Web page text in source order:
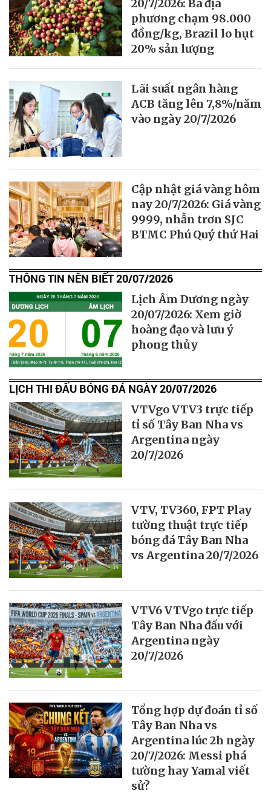
20/7/2026: Ba địa
phương chạm 98.000
đồng/kg, Brazil lo hụt
20% sản lượng
Lãi suất ngân hàng
ACB tăng lên 7,8%/năm
vào ngày 20/7/2026
Cập nhật giá vàng hôm
nay 20/7/2026: Giá vàng
9999, nhẫn trơn SJC
BTMC Phú Quý thứ Hai
THÔNG TIN NÊN BIẾT 20/07/2026
Lịch Âm Dương ngày
20/07/2026: Xem giờ
hoàng đạo và lưu ý
phong thủy
LỊCH THI ĐẤU BÓNG ĐÁ NGÀY 20/07/2026
VTVgo VTV3 trực tiếp
tỉ số Tây Ban Nha vs
Argentina ngày
20/7/2026
VTV, TV360, FPT Play
tường thuật trực tiếp
bóng đá Tây Ban Nha
vs Argentina 20/7/2026
VTV6 VTVgo trực tiếp
Tây Ban Nha đấu với
Argentina ngày
20/7/2026
Tổng hợp dự đoán tỉ số
Tây Ban Nha vs
Argentina lúc 2h ngày
20/7/2026: Messi phá
tường hay Yamal viết
sử?